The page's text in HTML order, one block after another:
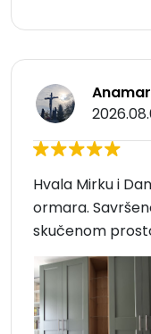
Hvala Mirku i
ormara.
skučenom